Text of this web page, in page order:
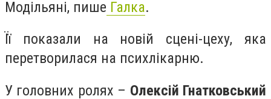
Модільяні, пише Галка.
Її показали на новій сцені-цеху, яка
перетворилася на психлікарню.
У головних ролях – Олексій Гнатковський